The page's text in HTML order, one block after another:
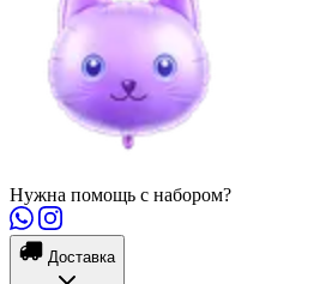
Нужна помощь с набором?
Доставка